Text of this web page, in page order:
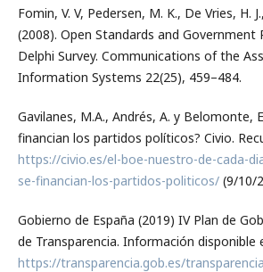
Fomin, V. V, Pedersen, M. K., De Vries, H.
(2008). Open Standards and Government
Delphi Survey. Communications of the
Information Systems 22(25), 459–484.
Gavilanes, M.A., Andrés, A. y Belomonte,
financian los partidos políticos? Civio.
https://civio.es/el-boe-nuestro-de-cada-
se-financian-los-partidos-politicos/(9/10/
Gobierno de España (2019) IV Plan de
de Transparencia. Información disponible
https://transparencia.gob.es/